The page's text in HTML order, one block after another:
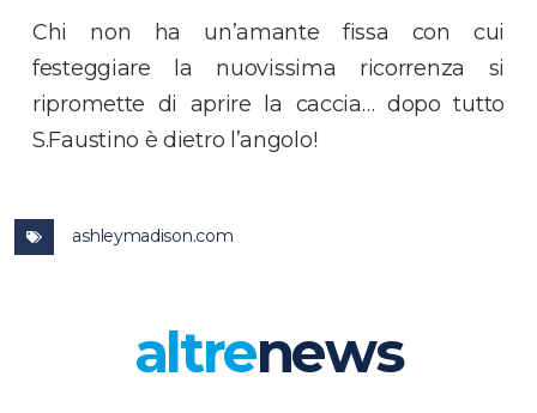
Chi non ha un’amante fissa con cui
festeggiare la nuovissima ricorrenza si
ripromette di aprire la caccia… dopo tutto
S.Faustino è dietro l’angolo!
ashleymadison.com
altrenews